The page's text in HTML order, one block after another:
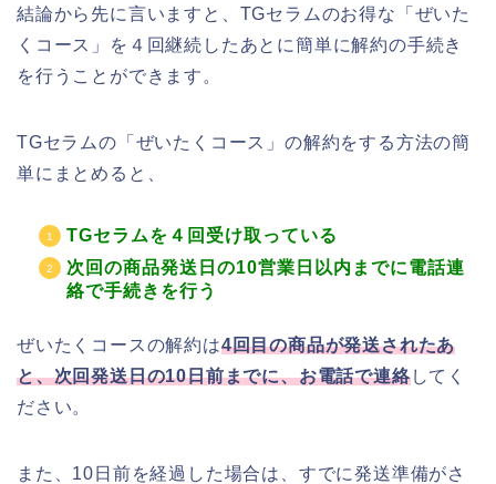
結論から先に言いますと、TGセラムのお得な「ぜいた
くコース」を４回継続したあとに簡単に解約の手続き
を行うことができます。
TGセラムの「ぜいたくコース」の解約をする方法の簡
単にまとめると、
TGセラムを４回受け取っている
次回の商品発送日の10営業日以内までに電話連
絡で手続きを行う
ぜいたくコースの解約は4回目の商品が発送されたあ
と、次回発送日の10日前までに、お電話で連絡してく
ださい。
また、10日前を経過した場合は、すでに発送準備がさ